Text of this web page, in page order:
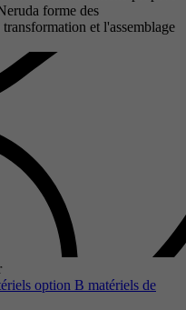
forme des
et l'assemblage
option B matériels de